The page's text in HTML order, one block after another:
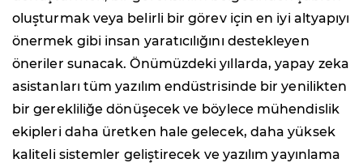
oluşturmak veya belirli bir görev için en iyi altyapıyı
önermek gibi insan yaratıcılığını destekleyen
öneriler sunacak. Önümüzdeki yıllarda, yapay zeka
asistanları tüm yazılım endüstrisinde bir yenilikten
bir gerekliliğe dönüşecek ve böylece mühendislik
ekipleri daha üretken hale gelecek, daha yüksek
kaliteli sistemler geliştirecek ve yazılım yayınlama